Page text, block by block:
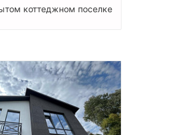
коттеджном поселке